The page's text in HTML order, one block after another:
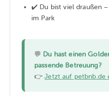
✔️ Du bist viel draußen
im Park
💬 Du hast einen
passende Betreuung?
👉Jetzt auf petbnb.de